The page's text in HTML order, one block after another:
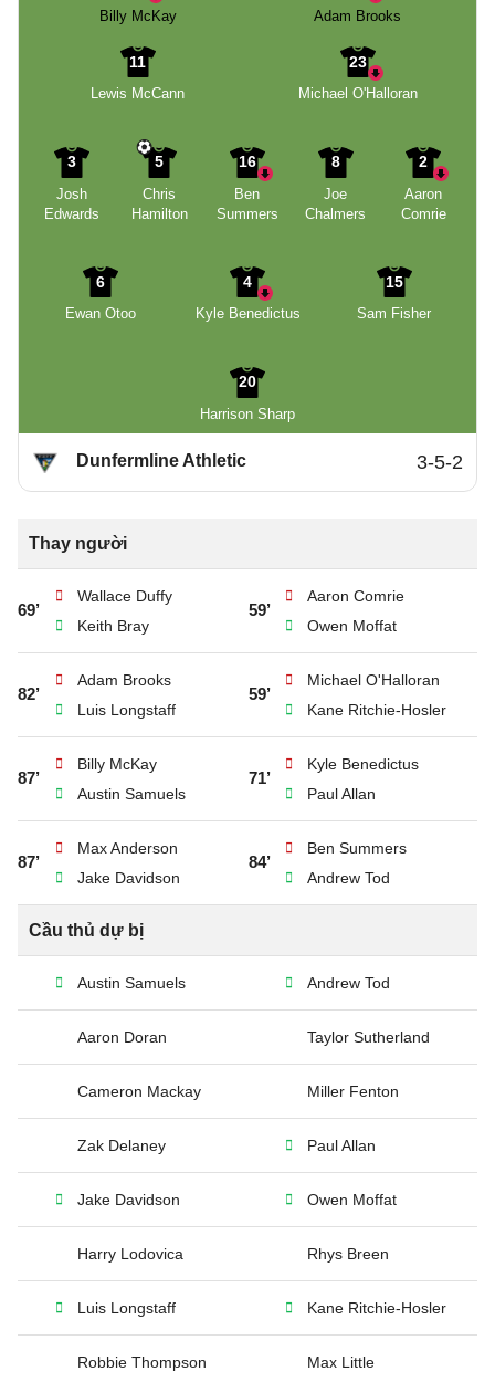
Billy McKay Adam Brooks
11
Lewis McCann
23
Michael O'Halloran
3
Josh
Edwards
5
Chris
Hamilton
16
Ben
Summers
8
Joe
Chalmers
2
Aaron
Comrie
6
Ewan Otoo
4
Kyle Benedictus
15
Sam Fisher
20
Harrison Sharp
Dunfermline Athletic 3-5-2
Thay người
69’
Wallace Duffy
Keith Bray
59’
Aaron Comrie
Owen Moffat
82’
Adam Brooks
Luis Longstaff
59’
Michael O'Halloran
Kane Ritchie-Hosler
87’
Billy McKay
Austin Samuels
71’
Kyle Benedictus
Paul Allan
87’
Max Anderson
Jake Davidson
84’
Ben Summers
Andrew Tod
Cầu thủ dự bị
Austin Samuels Andrew Tod
Aaron Doran Taylor Sutherland
Cameron Mackay Miller Fenton
Zak Delaney Paul Allan
Jake Davidson Owen Moffat
Harry Lodovica Rhys Breen
Luis Longstaff Kane Ritchie-Hosler
Robbie Thompson Max Little